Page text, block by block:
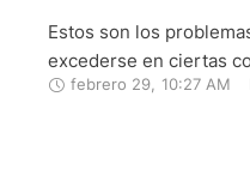
Estos son los
excederse en ciertas
febrero 29 10:27 AM